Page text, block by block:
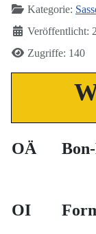
Kategorie:
Veröffentlicht:
Zugriffe: 140
OÄ
OI